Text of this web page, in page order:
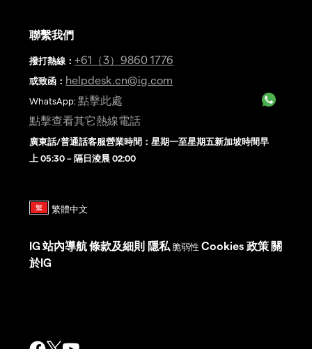
聯繫我們
撥打熱線 ： +61（3）9860 1776
或致函： helpdesk.cn@ig.com
WhatsApp: 點擊此處
點擊查看其它熱線電話
廣東話/普通話客服營業時間：星期一至星期五新加坡時間早
上 05:30 – 隔日淩晨 02:00
IG 站內導航條款及細則 隱私 脆弱性 Cookies 政策 關
於IG